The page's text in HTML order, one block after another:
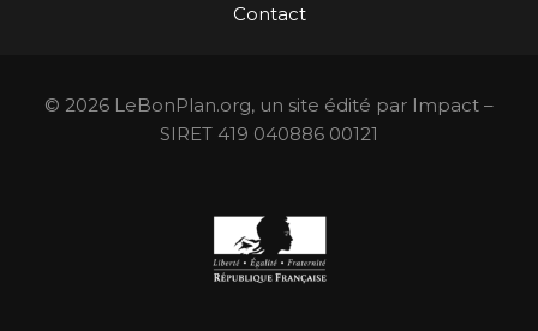
Contact
© 2026 LeBonPlan.org, un site édité par Impact –
SIRET 419 040886 00121